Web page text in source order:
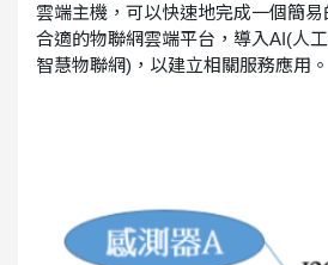
雲端主機，可以快速地完成一個簡
合適的物聯網雲端平台，導入AI(人
智慧物聯網)，以建立相關服務應用。